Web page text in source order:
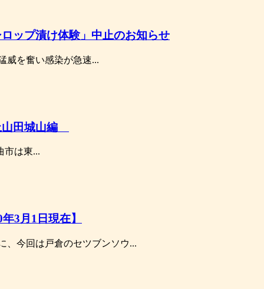
ップ漬け体験」中止のお知らせ
を奮い感染が急速...
田城山編
市は東...
3月1日現在】
、今回は戸倉のセツブンソウ...